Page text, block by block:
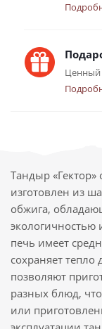
Ценный
Тандыр «Гектор»
изготовлен из
обжига,
экологичностью
печь имеет
сохраняет тепло
позволяют
разных блюд,
или